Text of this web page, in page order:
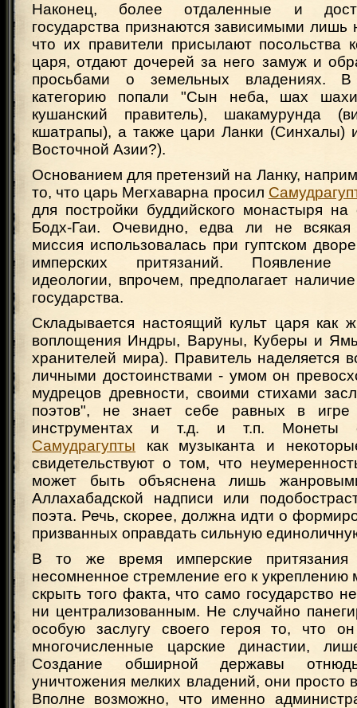
Наконец, более отдаленные и
государства признаются зависимыми лишь
что их правители присылают посольства
царя, отдают дочерей за него замуж и
просьбами о земельных владениях.
категорию попали "Сын неба, шах
кушанский правитель), шакамурунда
кшатрапы), а также цари Ланки (Синхалы)
Восточной Азии?).
Основанием для претензий на Ланку,
то, что царь Мегхаварна просил
для постройки буддийского монастыря
Бодх-Гаи. Очевидно, едва ли не всякая
миссия использовалась при гуптском
имперских притязаний. Появление
идеологии, впрочем, предполагает
государства.
Складывается настоящий культ царя как
воплощения Индры, Варуны, Куберы и
хранителей мира). Правитель наделяется
личными достоинствами - умом он
мудрецов древности, своими стихами
поэтов", не знает себе равных в игре
инструментах и т.д. и т.п. Монеты
Самудрагупты как музыканта и
свидетельствуют о том, что
может быть объяснена лишь
Аллахабадской надписи или
поэта. Речь, скорее, должна идти о
призванных оправдать сильную
В то же время имперские
несомненное стремление его к укреплению
скрыть того факта, что само государство
ни централизованным. Не случайно
особую заслугу своего героя то, что он
многочисленные царские династии,
Создание обширной державы
уничтожения мелких владений, они просто
Вполне возможно, что именно